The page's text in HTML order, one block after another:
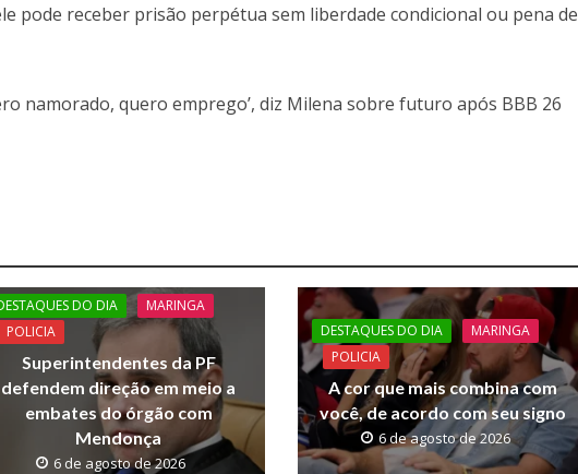
pode receber prisão perpétua sem liberdade condicional ou pena de
namorado, quero emprego’, diz Milena sobre futuro após BBB 26
DO DIA
MARINGA
POLICIA
Superintendentes da PF
defendem direção em meio a
embates do órgão com
Mendonça
6 de agosto de 2026
DESTAQUES DO DIA
MARINGA
POLICIA
A cor que mais combina com
você, de acordo com seu signo
6 de agosto de 2026